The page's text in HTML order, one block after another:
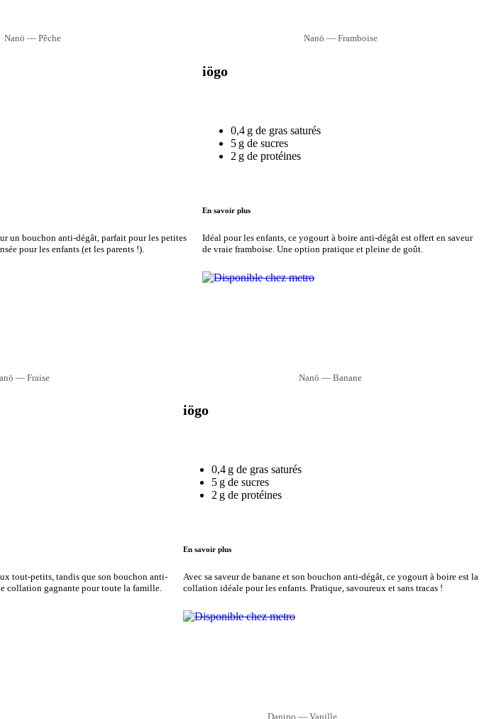
Nanö — Pêche
un bouchon anti-dégât, parfait pour les petites
pour les enfants (et les parents !).
Nanö — Framboise
iögo
0,4 g de gras saturés
5 g de sucres
2 g de protéines
En savoir plus
Idéal pour les enfants, ce yogourt à boire anti-dégât est offert en saveur
de vraie framboise. Une option pratique et pleine de goût.
— Fraise
tout-petits, tandis que son bouchon anti-
collation gagnante pour toute la famille.
Nanö — Banane
iögo
0,4 g de gras saturés
5 g de sucres
2 g de protéines
En savoir plus
Avec sa saveur de banane et son bouchon anti-dégât, ce yogourt à boire est la
collation idéale pour les enfants. Pratique, savoureux et sans tracas !
Danino — Vanille